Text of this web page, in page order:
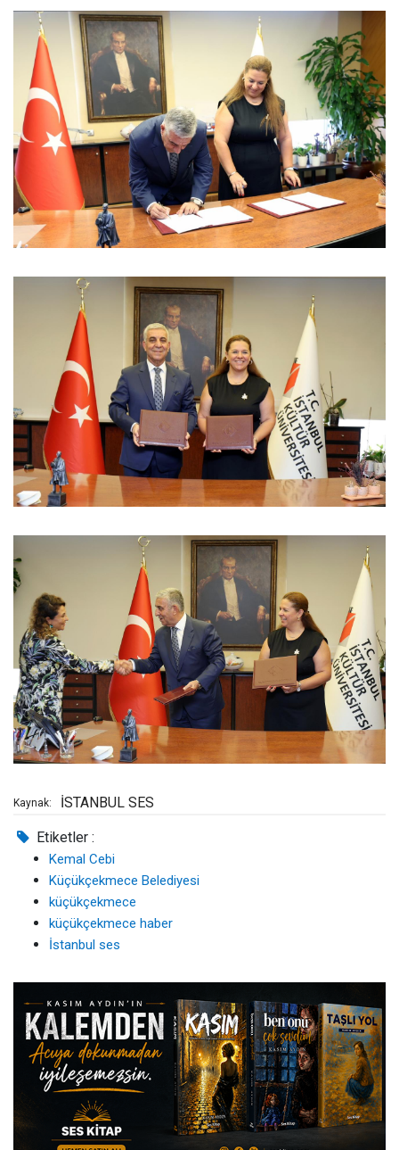
Kaynak: İSTANBUL SES
Etiketler :
Kemal Cebi
Küçükçekmece Belediyesi
küçükçekmece
küçükçekmece haber
İstanbul ses